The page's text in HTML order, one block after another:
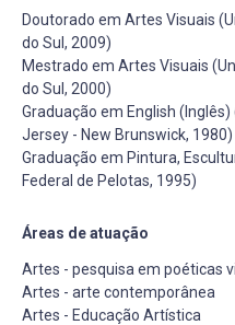
Doutorado em Artes Visuais
do Sul, 2009)
Mestrado em Artes Visuais
do Sul, 2000)
Graduação em English
Jersey - New Brunswick, 1980)
Graduação em Pintura,
Federal de Pelotas, 1995)
Áreas de atuação
Artes - pesquisa em poéticas
Artes - arte contemporânea
Artes - Educação Artística